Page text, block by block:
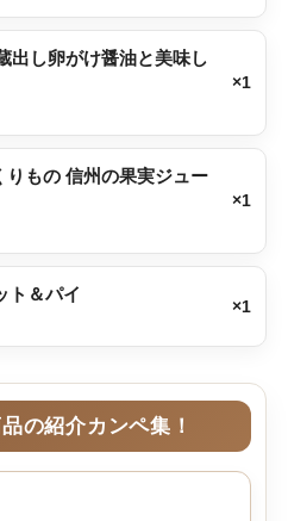
出し卵がけ醤油と美味し
×1
りもの 信州の果実ジュー
×1
ト＆パイ
×1
の紹介カンペ集！